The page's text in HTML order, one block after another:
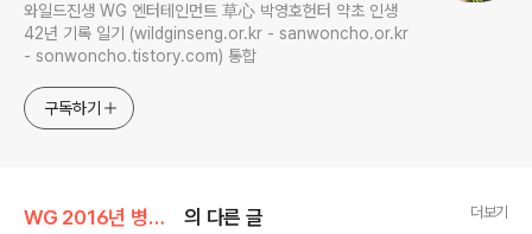
와일드진생 WG 엔터테인먼트 草心 박영호헌터 약초 인생
42년 기록 일기 (wildginseng.or.kr - sanwoncho.or.kr
- sonwoncho.tistory.com) 통합
구독하기
WG 2016년 병신년 기록 의 다른 글 더보기